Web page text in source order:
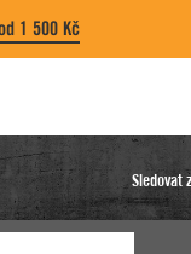
1 500 Kč
Sledovat